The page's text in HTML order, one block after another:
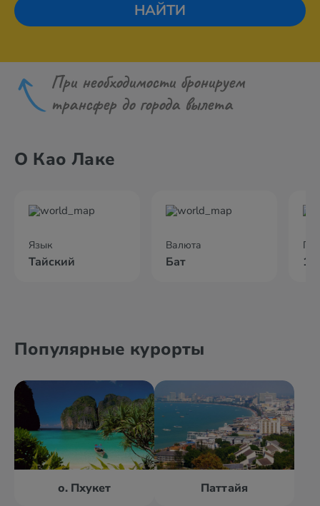
НАЙТИ
При необходимости бронируем
трансфер до города вылета
О Као Лаке
Язык
Тайский
Валюта
Бат
Популярные курорты
о. Пхукет Паттайя